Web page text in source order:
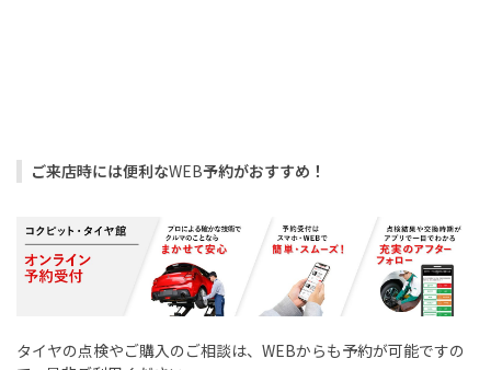
ご来店時には便利なWEB予約がおすすめ！
タイヤの点検やご購入のご相談は、 WEBからも予約が可能ですの